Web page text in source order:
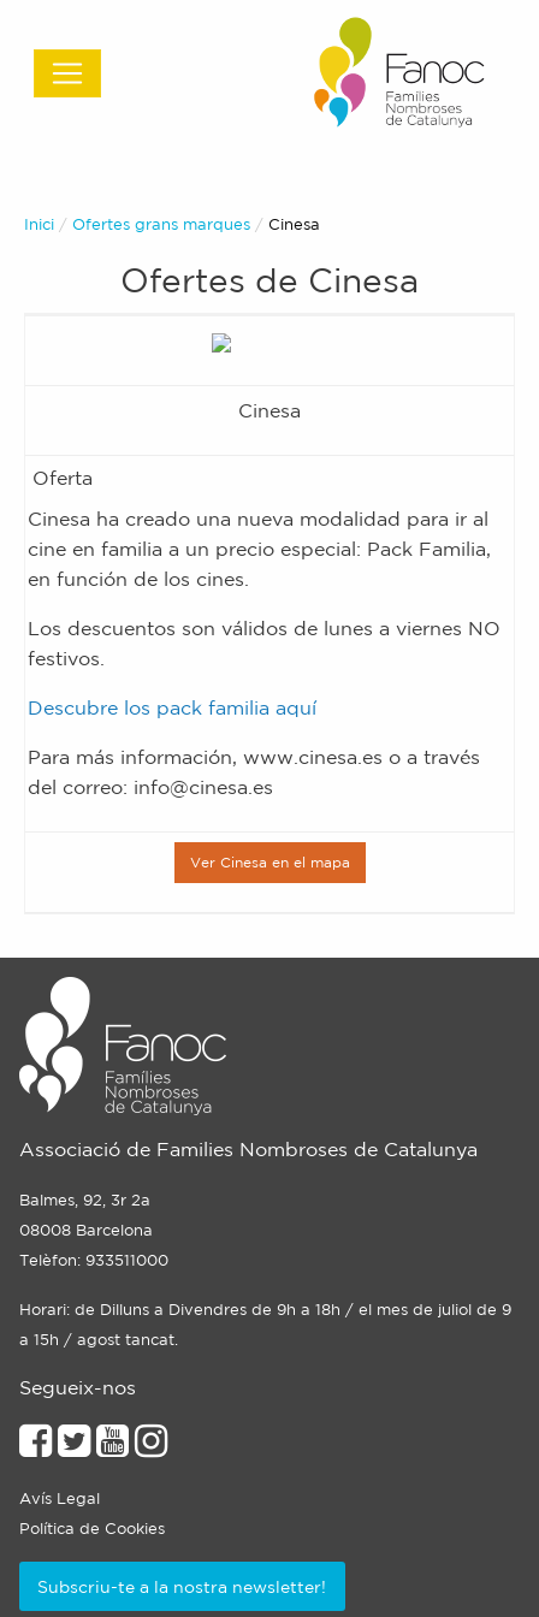
Inici Ofertes grans marques Actual:
Cinesa
Ofertes de Cinesa
Cinesa
Cinesa ha creado una nueva modalidad para ir al
cine en familia a un precio especial: Pack Familia,
en función de los cines.
Los descuentos son válidos de lunes a viernes NO
festivos.
Descubre los pack familia aquí
Para más información, www.cinesa.es o a través
del correo: info@cinesa.es
Ver Cinesa en el mapa
Associació de Families Nombroses de Catalunya
Balmes, 92, 3r 2a
08008 Barcelona
Telèfon: 933511000
Horari: de Dilluns a Divendres de 9h a 18h / el mes de juliol de 9
a 15h / agost tancat.
Segueix-nos
Avís Legal
Política de Cookies
Subscriu-te a la nostra newsletter!